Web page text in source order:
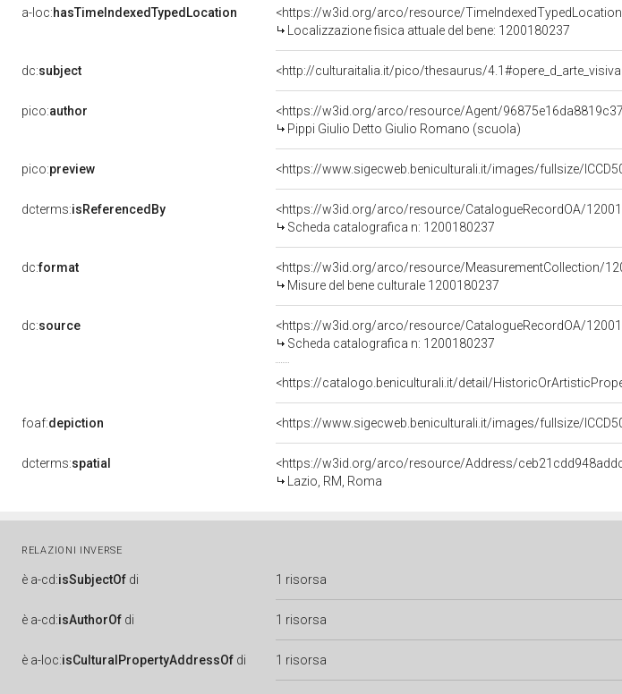
a-loc:hasTimeIndexedTypedLocation
<https://w3id.org/arco/resource/
Localizzazione fisica attuale del bene: 1200180237
dc:subject <http://culturaitalia.it/pico/thesaurus/
pico:author
<https://w3id.org/arco/resource/Agent/
Pippi Giulio Detto Giulio Romano (scuola)
pico:preview <https://www.sigecweb.beniculturali.it/images/fullsize/
dcterms:isReferencedBy
<https://w3id.org/arco/resource/CatalogueRecordOA/
Scheda catalografica n: 1200180237
dc:format
<https://w3id.org/arco/resource/MeasurementCollection/
Misure del bene culturale 1200180237
dc:source
<https://w3id.org/arco/resource/CatalogueRecordOA/
Scheda catalografica n: 1200180237
<https://catalogo.beniculturali.it/detail/
foaf:depiction <https://www.sigecweb.beniculturali.it/images/fullsize/
dcterms:spatial
<https://w3id.org/arco/resource/Address/
Lazio, RM, Roma
RELAZIONI INVERSE
è a-cd:isSubjectOf di 1 risorsa
è a-cd:isAuthorOf di 1 risorsa
è a-loc:isCulturalPropertyAddressOf di 1 risorsa